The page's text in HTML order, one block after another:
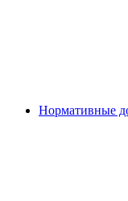
Нормативные